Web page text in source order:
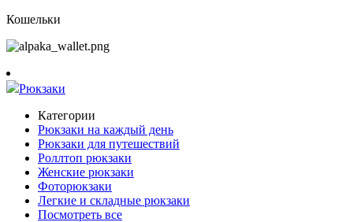
Кошельки
Рюкзаки
Категории
Рюкзаки на каждый день
Рюкзаки для путешествий
Роллтоп рюкзаки
Женские рюкзаки
Фоторюкзаки
Легкие и складные рюкзаки
Посмотреть все